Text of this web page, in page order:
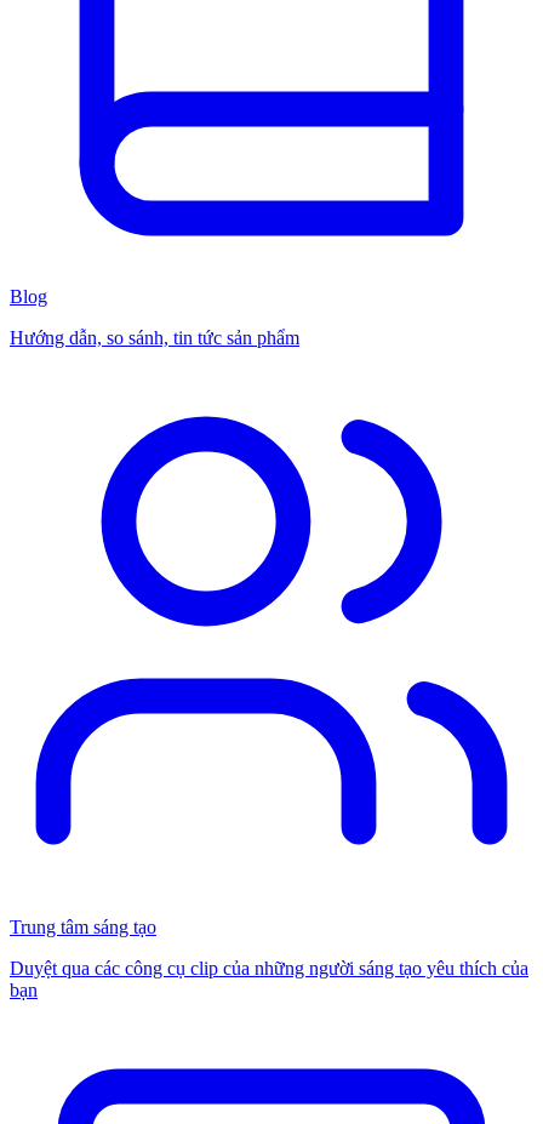
Blog
Hướng dẫn, so sánh, tin tức sản phẩm
Trung tâm sáng tạo
Duyệt qua các công cụ clip của những người sáng tạo yêu thích của
bạn